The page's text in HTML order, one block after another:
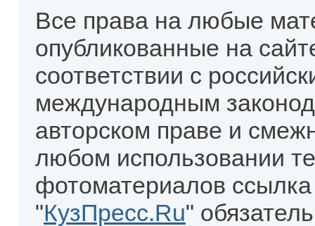
Все права на любые
опубликованные на
соответствии с
международным
авторском праве и
любом использовании
фотоматериалов
"КузПресс.Ru"